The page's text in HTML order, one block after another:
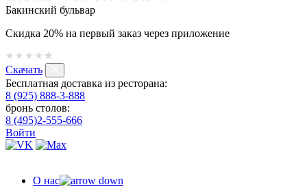
Бакинский бульвар
Скидка 20% на первый заказ через приложение
Скачать
Бесплатная доставка из ресторана:
8 (925) 888-3-888
бронь столов:
8 (495)2-555-666
Войти
О нас